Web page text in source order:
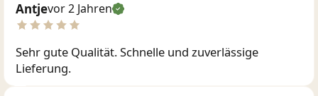
Antjevor 2 Jahren
Sehr gute Qualität. Schnelle und zuverlässige
Lieferung.